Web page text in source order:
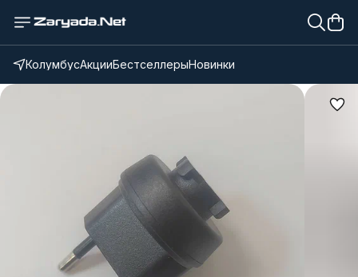
КолумбусАкцииБестселлерыНовинки